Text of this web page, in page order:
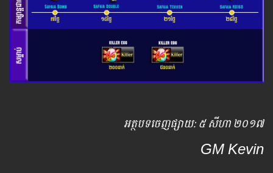
អត្ថបទ​ចេញ​ផ្សាយ​: ៥ សីហា ២០១៧
GM Kevin